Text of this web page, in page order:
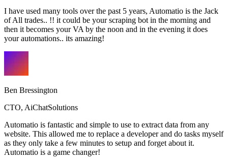
I have used many tools over the past 5 years, Automatio is the Jack
of All trades.. !! it could be your scraping bot in the morning and
then it becomes your VA by the noon and in the evening it does
your automations.. its amazing!
Ben Bressington
CTO, AiChatSolutions
Automatio is fantastic and simple to use to extract data from any
website. This allowed me to replace a developer and do tasks myself
as they only take a few minutes to setup and forget about it.
Automatio is a game changer!